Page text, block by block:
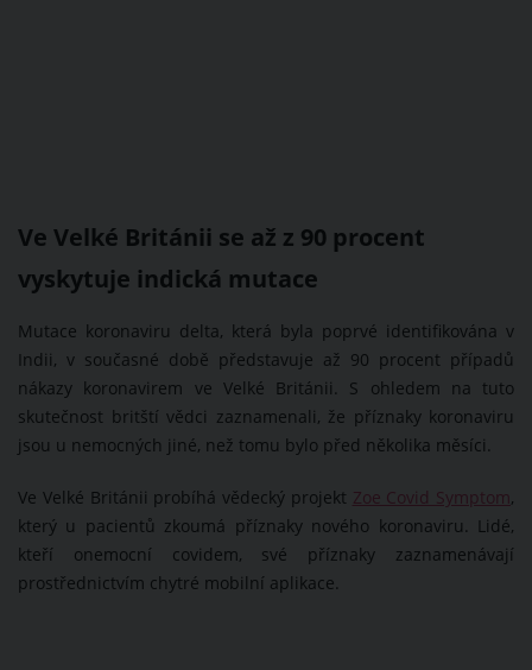
Ve Velké Británii se až z 90 procent
vyskytuje indická mutace
Mutace koronaviru delta, která byla poprvé identifikována v
Indii, v současné době představuje až 90 procent případů
nákazy koronavirem ve Velké Británii. S ohledem na tuto
skutečnost britští vědci zaznamenali, že příznaky koronaviru
jsou u nemocných jiné, než tomu bylo před několika měsíci.
Ve Velké Británii probíhá vědecký projekt Zoe Covid Symptom,
který u pacientů zkoumá příznaky nového koronaviru. Lidé,
kteří onemocní covidem, své příznaky zaznamenávají
prostřednictvím chytré mobilní aplikace.